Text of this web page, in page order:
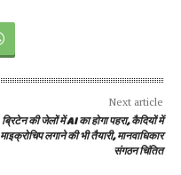
Next article
ब्रिटेन की जेलों में AI का होगा पहरा, कैदियों में
माइक्रोचिप लगाने की भी तैयारी, मानवाधिकार
संगठन चिंतित